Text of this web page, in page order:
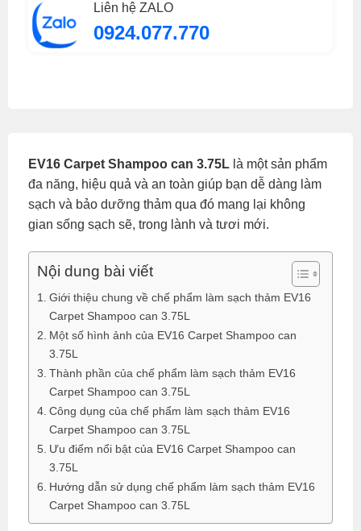
Liên hệ ZALO
0924.077.770
EV16 Carpet Shampoo can 3.75L là một sản phẩm
đa năng, hiệu quả và an toàn giúp bạn dễ dàng làm
sạch và bảo dưỡng thảm qua đó mang lại không
gian sống sạch sẽ, trong lành và tươi mới.
Nội dung bài viết
Giới thiệu chung về chế phẩm làm sạch thảm EV16
Carpet Shampoo can 3.75L
Một số hình ảnh của EV16 Carpet Shampoo can
3.75L
Thành phần của chế phẩm làm sạch thảm EV16
Carpet Shampoo can 3.75L
Công dụng của chế phẩm làm sạch thảm EV16
Carpet Shampoo can 3.75L
Ưu điểm nổi bật của EV16 Carpet Shampoo can
3.75L
Hướng dẫn sử dụng chế phẩm làm sạch thảm EV16
Carpet Shampoo can 3.75L